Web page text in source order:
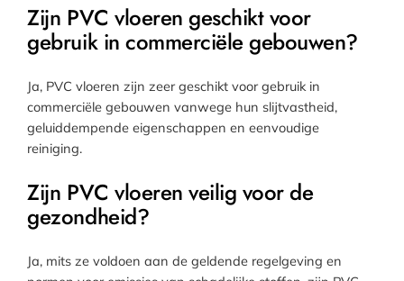
Zijn PVC vloeren geschikt voor
gebruik in commerciële gebouwen?
Ja, PVC vloeren zijn zeer geschikt voor gebruik in
commerciële gebouwen vanwege hun slijtvastheid,
geluiddempende eigenschappen en eenvoudige
reiniging.
Zijn PVC vloeren veilig voor de
gezondheid?
Ja, mits ze voldoen aan de geldende regelgeving en